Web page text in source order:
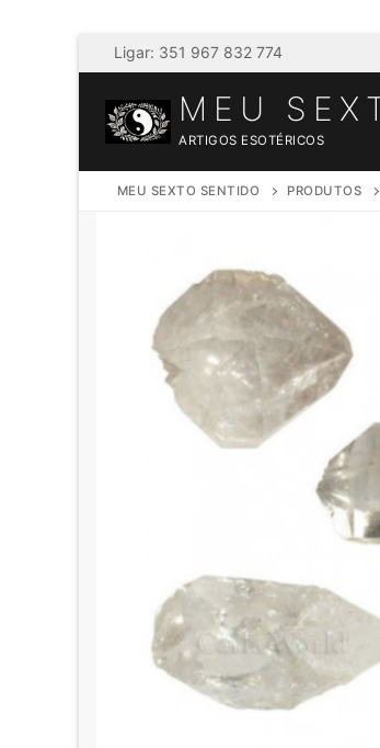
Saltar
para
conteúdo
Ligar: 351 967 832 774
MEU
ARTIGOS ESOTÉRICOS
MEU SEXTO SENTIDO PRODUTOS